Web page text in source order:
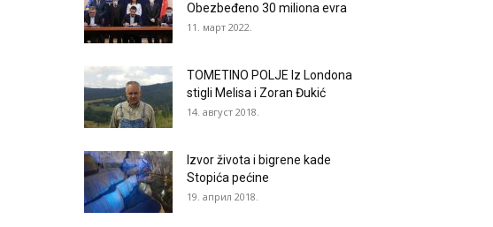
Obezbeđeno 30 miliona evra
11. март 2022.
TOMETINO POLJE Iz Londona
stigli Melisa i Zoran Đukić
14. август 2018.
Izvor života i bigrene kade
Stopića pećine
19. април 2018.